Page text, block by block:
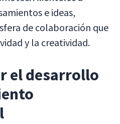
e ideas,
de colaboración que
y la creatividad.
el desarrollo